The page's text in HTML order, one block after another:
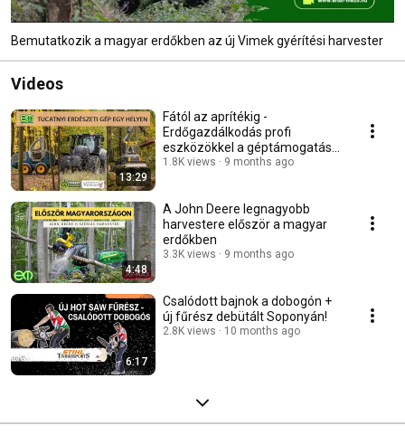
Bemutatkozik a magyar erdőkben az új Vimek gyérítési harvester
Videos
13:29
Fától az aprítékig -
Erdőgazdálkodás profi
eszközökkel a géptámogatás
küszöbén
1.8K views 9 months ago
4:48
A John Deere legnagyobb
harvestere először a magyar
erdőkben
3.3K views 9 months ago
6:17
Csalódott bajnok a dobogón +
új fűrész debütált Soponyán!
2.8K views 10 months ago